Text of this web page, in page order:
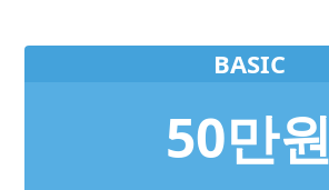
BASIC
50만원